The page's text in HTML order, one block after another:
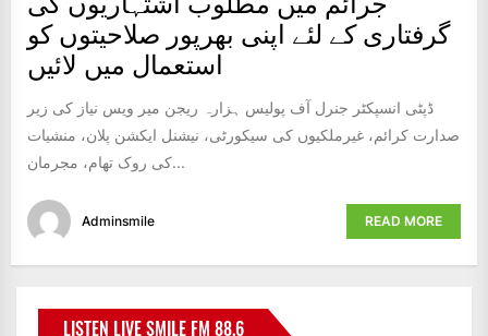
گرفتاری کے لئے اپنی بھرپور صلاحیتوں کو
استعمال میں لائیں
ڈپٹی انسپکٹر جنرل آف پولیس ہزارہ ریجن میر ویس نیاز کی زیر
صدارت کرائم، غیرملکیوں کی سیکورٹی، نیشنل ایکشن پلان، منشیات
کی روک تھام، مجرمان...
Adminsmile READ MORE
LISTEN LIVE SMILE FM 88.6